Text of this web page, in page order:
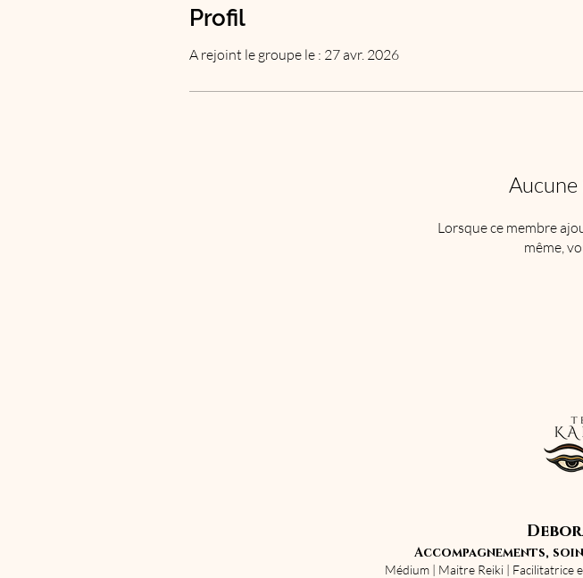
Profil
A rejoint le groupe le : 27 avr. 2026
Lorsque ce membre
même,
Accompagnements,
Médium | Maitre Reiki | Facilitatrice